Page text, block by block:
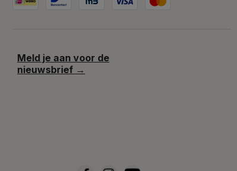
Meld je aan voor de
nieuwsbrief →